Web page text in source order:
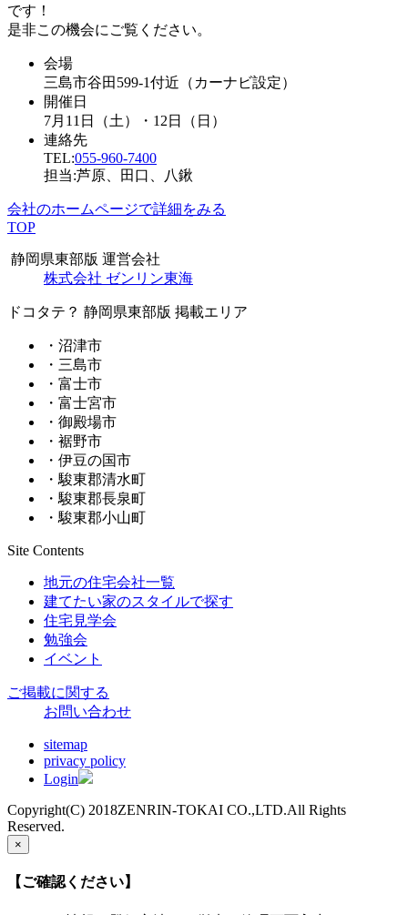
です！
是非この機会にご覧ください。
会場
三島市谷田599-1付近（カーナビ設定）
開催日
7月11日（土）・12日（日）
連絡先
TEL:055-960-7400
担当:芦原、田口、八鍬
会社のホームページで詳細をみる
TOP
静岡県東部版 運営会社
株式会社 ゼンリン東海
ドコタテ？ 静岡県東部版 掲載エリア
・沼津市
・三島市
・富士市
・富士宮市
・御殿場市
・裾野市
・伊豆の国市
・駿東郡清水町
・駿東郡長泉町
・駿東郡小山町
Site Contents
地元の住宅会社一覧
建てたい家のスタイルで探す
住宅見学会
勉強会
イベント
ご掲載に関する
お問い合わせ
sitemap
privacy policy
Login
Copyright(C) 2018ZENRIN-TOKAI CO.,LTD.All Rights
Reserved.
×
【ご確認ください】